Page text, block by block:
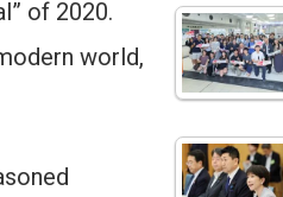
of 2020.
world,